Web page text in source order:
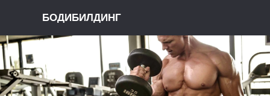
БОДИБИЛДИНГ